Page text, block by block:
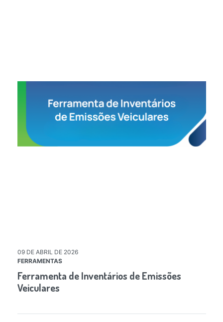
09 DE ABRIL DE 2026
FERRAMENTAS
Ferramenta de Inventários de Emissões
Veiculares